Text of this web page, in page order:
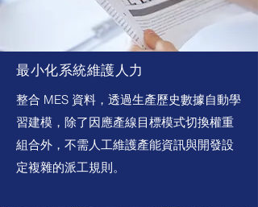
最小化系統維護人力
整合 MES 資料，透過生產歷史數據自動學
習建模，除了因應產線目標模式切換權重
組合外，不需人工維護產能資訊與開發設
定複雜的派工規則。